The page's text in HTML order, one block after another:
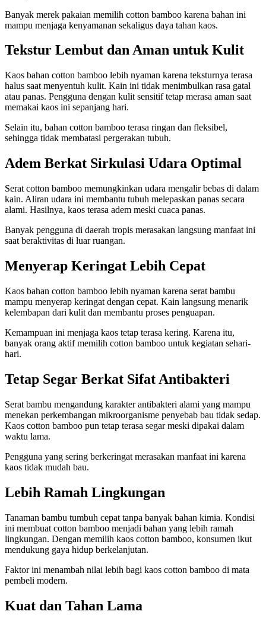
Banyak merek pakaian memilih cotton bamboo karena bahan ini
mampu menjaga kenyamanan sekaligus daya tahan kaos.
Tekstur Lembut dan Aman untuk Kulit
Kaos bahan cotton bamboo lebih nyaman karena teksturnya terasa
halus saat menyentuh kulit. Kain ini tidak menimbulkan rasa gatal
atau panas. Pengguna dengan kulit sensitif tetap merasa aman saat
memakai kaos ini sepanjang hari.
Selain itu, bahan cotton bamboo terasa ringan dan fleksibel,
sehingga tidak membatasi pergerakan tubuh.
Adem Berkat Sirkulasi Udara Optimal
Serat cotton bamboo memungkinkan udara mengalir bebas di dalam
kain. Aliran udara ini membantu tubuh melepaskan panas secara
alami. Hasilnya, kaos terasa adem meski cuaca panas.
Banyak pengguna di daerah tropis merasakan langsung manfaat ini
saat beraktivitas di luar ruangan.
Menyerap Keringat Lebih Cepat
Kaos bahan cotton bamboo lebih nyaman karena serat bambu
mampu menyerap keringat dengan cepat. Kain langsung menarik
kelembapan dari kulit dan membantu proses penguapan.
Kemampuan ini menjaga kaos tetap terasa kering. Karena itu,
banyak orang aktif memilih cotton bamboo untuk kegiatan sehari-
hari.
Tetap Segar Berkat Sifat Antibakteri
Serat bambu mengandung karakter antibakteri alami yang mampu
menekan perkembangan mikroorganisme penyebab bau tidak sedap.
Kaos cotton bamboo pun tetap terasa segar meski dipakai dalam
waktu lama.
Pengguna yang sering berkeringat merasakan manfaat ini karena
kaos tidak mudah bau.
Lebih Ramah Lingkungan
Tanaman bambu tumbuh cepat tanpa banyak bahan kimia. Kondisi
ini membuat cotton bamboo menjadi bahan yang lebih ramah
lingkungan. Dengan memilih kaos cotton bamboo, konsumen ikut
mendukung gaya hidup berkelanjutan.
Faktor ini menambah nilai lebih bagi kaos cotton bamboo di mata
pembeli modern.
Kuat dan Tahan Lama